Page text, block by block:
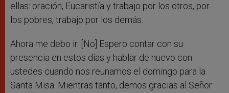
ellas: oración, Eucaristía y trabajo por los otros, por
los pobres, trabajo por los demás.
Ahora me debo ir. [No] Espero contar con su
presencia en estos días y hablar de nuevo con
ustedes cuando nos reunamos el domingo para la
Santa Misa. Mientras tanto, demos gracias al Señor